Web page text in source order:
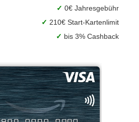
✓ 0€ Jahresgebühr
✓ 210€ Start-Kartenlimit
✓ bis 3% Cashback